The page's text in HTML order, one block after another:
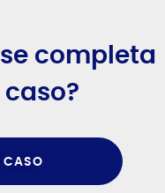
completa
CASO